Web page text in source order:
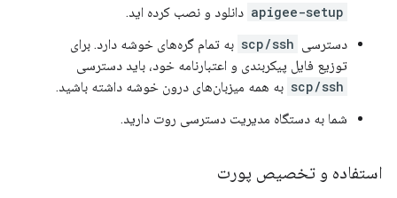
apigee-setup دانلود و نصب کرده اید.
دسترسی
scp/ssh به تمام گره‌های خوشه دارد. برای
توزیع فایل پیکربندی و اعتبارنامه خود، باید دسترسی
scp/ssh به همه میزبان‌های درون خوشه داشته باشید.
شما به دستگاه مدیریت دسترسی روت دارید.
استفاده و تخصیص پورت